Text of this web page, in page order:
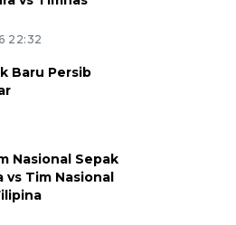
22:32
Baru Persib
Nasional Sepak
vs Tim Nasional